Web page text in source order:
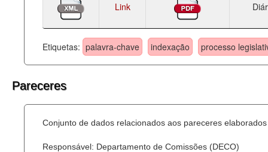
Link
Etiquetas: palavra-chave indexação processo
Pareceres
Conjunto de dados relacionados aos pareceres
Responsável: Departamento de Comissões (DECO)